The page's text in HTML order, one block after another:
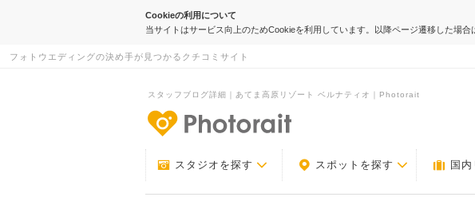
Cookieの利用について
当サイトはサービス向上のためCookieを利用しています。以降ページ遷移した場
フォトウエディングの決め手が見つかるクチコミサイト
スタッフブログ詳細｜あてま高原リゾート ベルナティオ｜Photorait
スタジオを探す スポットを探す 国